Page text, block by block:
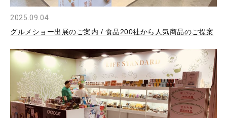
2025.09.04
グルメショー出展のご案内 / 食品200社から人気商品のご提案